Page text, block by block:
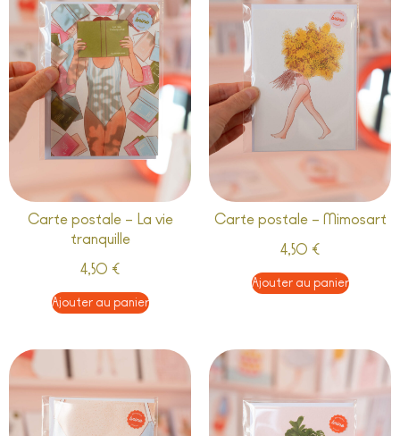
Carte postale – La vie
tranquille
4,50 €
Ajouter au panier
Carte postale – Mimosart
4,50 €
Ajouter au panier